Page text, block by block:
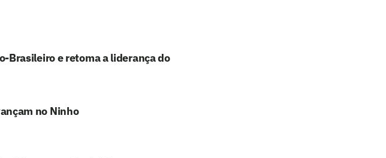
Brasileiro e retoma a liderança do
no Ninho